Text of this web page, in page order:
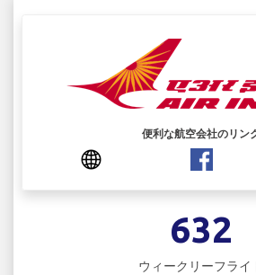
便利な航空会社のリン
632
ウィークリーフライ